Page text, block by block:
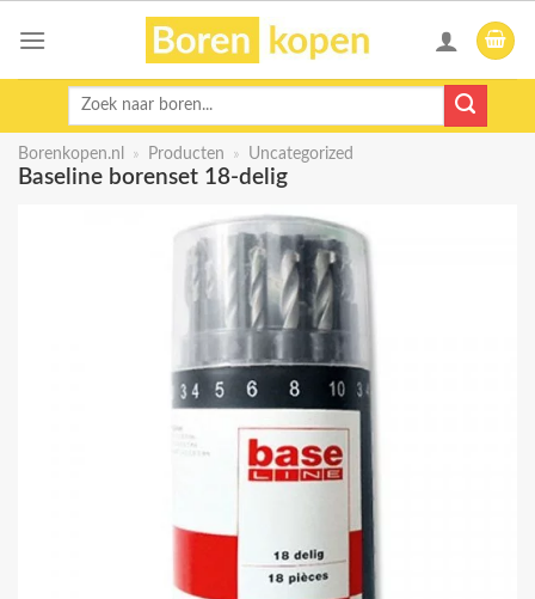
Zoeken
Borenkopen.nl » Producten » Uncategorized
Baseline borenset 18-delig